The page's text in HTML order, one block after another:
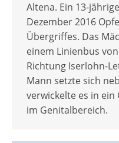
Altena. Ein 13-
Dezember 2016
Übergriffes. Das
einem Linienbus
Richtung Iserlohn-
Mann setzte sich
verwickelte es in
im Genitalbereich.